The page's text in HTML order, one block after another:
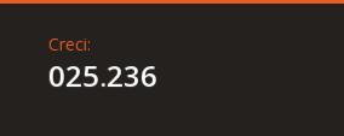
Creci:
025.236